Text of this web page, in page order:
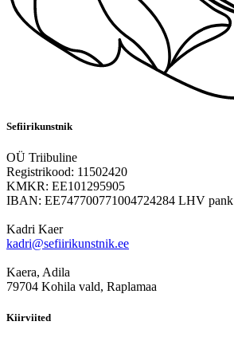
Sefiirikunstnik
OÜ Triibuline
Registrikood: 11502420
KMKR: EE101295905
IBAN: EE747700771004724284 LHV pank
Kadri Kaer
kadri@sefiirikunstnik.ee
Kaera, Adila
79704 Kohila vald, Raplamaa
Kiirviited